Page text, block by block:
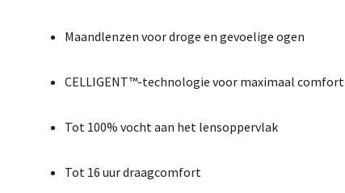
Maandlenzen voor droge en gevoelige ogen
CELLIGENT™-technologie voor maximaal comfort
Tot 100% vocht aan het lensoppervlak
Tot 16 uur draagcomfort